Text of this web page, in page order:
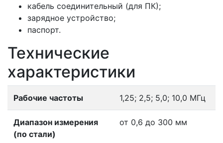
кабель соединительный (для ПК);
зарядное устройство;
паспорт.
Технические
характеристики
Рабочие частоты 1,25; 2,5; 5,0; 10,0 МГц
Диапазон измерения
(по стали)
от 0,6 до 300 мм